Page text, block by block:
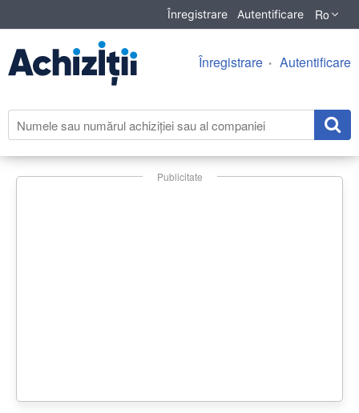
Înregistrare Autentificare Ro
Înregistrare Autentificare
Publicitate